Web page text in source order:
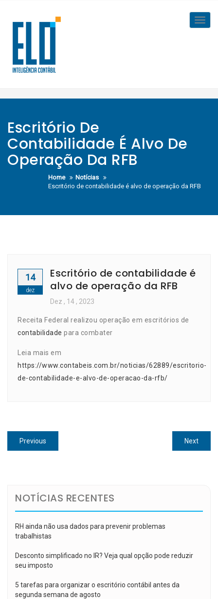
content
Escritório De
Contabilidade É Alvo De
Operação Da RFB
Home
Notícias
Escritório de contabilidade é alvo de operação da RFB
14
dez
Escritório de contabilidade é
alvo de operação da RFB
Dez , 14 , 2023
Receita Federal realizou operação em escritórios de
contabilidade para combater
Leia mais em
https://www.contabeis.com.br/noticias/62889/escritorio-
de-contabilidade-e-alvo-de-operacao-da-rfb/
Navegação
de
Previous
post:
NextNext
post:
NOTÍCIAS RECENTES
RH ainda não usa dados para prevenir problemas
trabalhistas
Desconto simplificado no IR? Veja qual opção pode reduzir
seu imposto
5 tarefas para organizar o escritório contábil antes da
segunda semana de agosto